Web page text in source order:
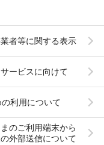
者等に関する表示
ービスに向けて
利用について
のご利用端末から
外部送信について